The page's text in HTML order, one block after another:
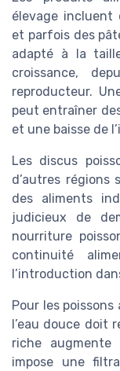
élevage incluent
et parfois des
adapté à la
croissance,
reproducteur.
peut entraîner
et une baisse de
Les discus
d’autres régions
des aliments
judicieux de
nourriture
continuité
l’introduction
Pour les
l’eau douce doit
riche
impose une